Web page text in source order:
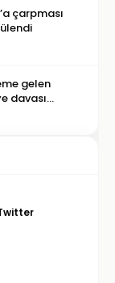
çarpması
gelen
davası